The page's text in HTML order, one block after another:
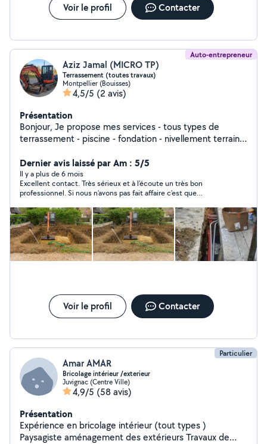
Voir le profil Contacter
Auto-entrepreneur
Aziz Jamal (MICRO TP)
Terrassement (toutes travaux)
Montpellier (Bouisses)
4,5/5 (2 avis)
Présentation
Bonjour, Je propose mes services - tous types de
terrassement - piscine - fondation - nivellement terrain -
déracinement souche - livraison terre - pose V.R.D -
enrochement - terrain pétanque N'hésitez pas à poser
vos questions et demander votre devis gratuitement.
Dernier avis laissé par Am : 5/5
Il y a plus de 6 mois
Excellent contact. Très sérieux et à l'écoute un très bon
professionnel. Si nous n'avons pas fait affaire c'est que
réfléchir plus posément.
Voir le profil Contacter
Particulier
Amar AMAR
Bricolage intérieur /exterieur
Juvignac (Centre Ville)
4,9/5 (58 avis)
Présentation
Expérience en bricolage intérieur (tout types )
Paysagiste aménagement des extérieurs Travaux de